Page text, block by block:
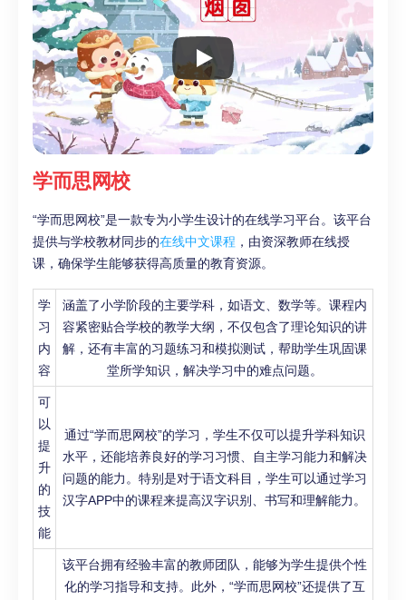
学而思网校
“学而思网校”是一款专为小学生设计的在线学习平台。该平台
提供与学校教材同步的在线中文课程 ，由资深教师在线授
课，确保学生能够获得高质量的教育资源。
学
习
内
容
涵盖了小学阶段的主要学科，如语文、数学等。课程内
容紧密贴合学校的教学大纲，不仅包含了理论知识的讲
解，还有丰富的习题练习和模拟测试，帮助学生巩固课
堂所学知识，解决学习中的难点问题。
可
以
提
升
的
技
能
通过“学而思网校”的学习，学生不仅可以提升学科知识
水平，还能培养良好的学习习惯、自主学习能力和解决
问题的能力。特别是对于语文科目，学生可以通过学习
汉字APP中的课程来提高汉字识别、书写和理解能力。
该平台拥有经验丰富的教师团队，能够为学生提供个性
化的学习指导和支持。此外，“学而思网校”还提供了互